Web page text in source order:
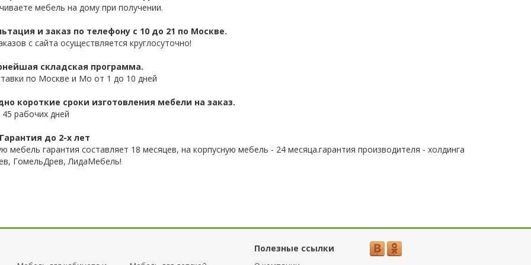
мебель на дому при получении.
и заказ по телефону с 10 до 21 по Москве.
с сайта осуществляется круглосуточно!
складская программа.
по Москве и Мо от 1 до 10 дней
короткие сроки изготовления мебели на заказ.
рабочих дней
до 2-х лет
мебель гарантия составляет 18 месяцев, на корпусную мебель - 24 месяца.гарантия производителя - холдинга
ГомельДрев, ЛидаМебель!
Полезные ссылки